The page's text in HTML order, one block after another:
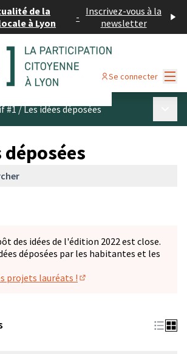
de la
à Lyon
- Inscrivez-vous à la
newsletter
Se connecter
#1/Les idées déposées
déposées
des idées de l'édition 2022 est close.
déposées par les habitantes et les
projets lauréats !